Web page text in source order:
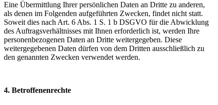
Eine Übermittlung Ihrer persönlichen Daten an Dritte zu anderen,
als denen im Folgenden aufgeführten Zwecken, findet nicht statt.
Soweit dies nach Art. 6 Abs. 1 S. 1 b DSGVO für die Abwicklung
des Auftragsverhältnisses mit Ihnen erforderlich ist, werden Ihre
personenbezogenen Daten an Dritte weitergegeben. Diese
weitergegebenen Daten dürfen von dem Dritten ausschließlich zu
den genannten Zwecken verwendet werden.
4. Betroffenenrechte